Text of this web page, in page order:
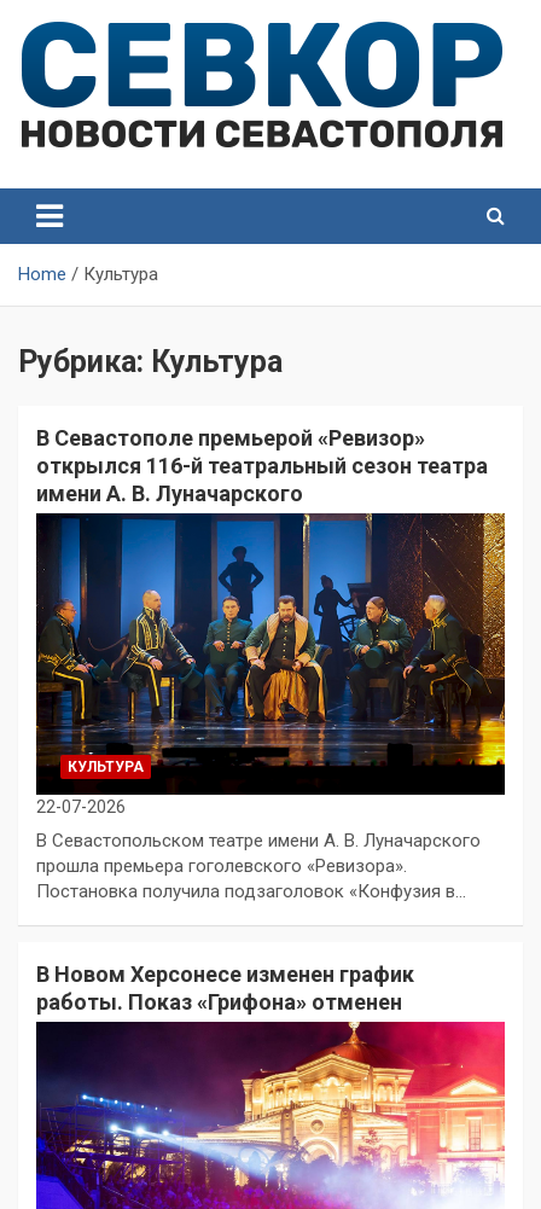
content
Севастополя
Севастополя
Home Культура
Рубрика: Культура
В Севастополе премьерой «Ревизор»
открылся 116-й театральный сезон театра
имени А. В. Луначарского
КУЛЬТУРА
22-07-2026
В Севастопольском театре имени А. В. Луначарского
прошла премьера гоголевского «Ревизора».
Постановка получила подзаголовок «Конфузия в…
В Новом Херсонесе изменен график
работы. Показ «Грифона» отменен